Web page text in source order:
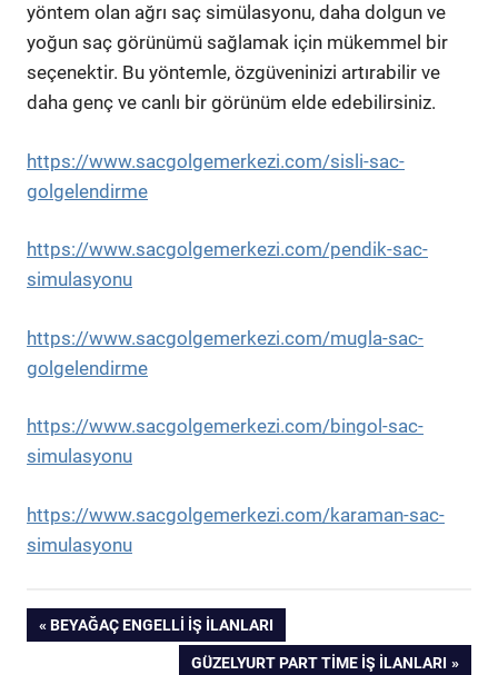
yöntem olan ağrı saç simülasyonu, daha dolgun ve
yoğun saç görünümü sağlamak için mükemmel bir
seçenektir. Bu yöntemle, özgüveninizi artırabilir ve
daha genç ve canlı bir görünüm elde edebilirsiniz.
https://www.sacgolgemerkezi.com/sisli-sac-
golgelendirme
https://www.sacgolgemerkezi.com/pendik-sac-
simulasyonu
https://www.sacgolgemerkezi.com/mugla-sac-
golgelendirme
https://www.sacgolgemerkezi.com/bingol-sac-
simulasyonu
https://www.sacgolgemerkezi.com/karaman-sac-
simulasyonu
Yazı
PREVIOUS
BEYAĞAÇ ENGELLI İŞ İLANLARI
NEXT
GÜZELYURT PART TIME İŞ İLANLARI